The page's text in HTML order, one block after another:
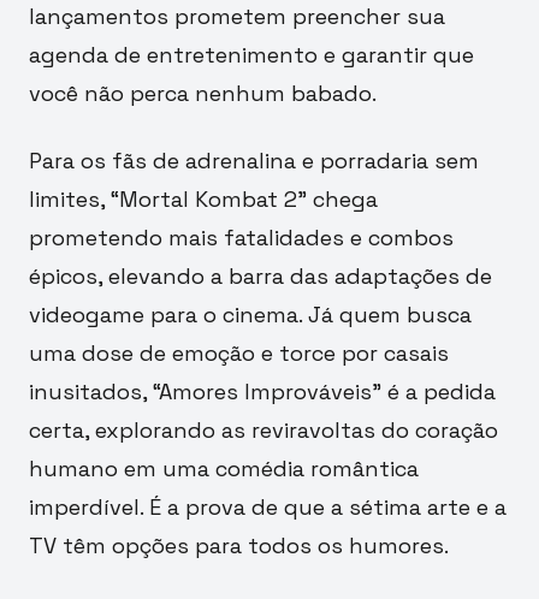
lançamentos prometem preencher sua
agenda de entretenimento e garantir que
você não perca nenhum babado.
Para os fãs de adrenalina e porradaria sem
limites, “Mortal Kombat 2” chega
prometendo mais fatalidades e combos
épicos, elevando a barra das adaptações de
videogame para o cinema. Já quem busca
uma dose de emoção e torce por casais
inusitados, “Amores Improváveis” é a pedida
certa, explorando as reviravoltas do coração
humano em uma comédia romântica
imperdível. É a prova de que a sétima arte e a
TV têm opções para todos os humores.